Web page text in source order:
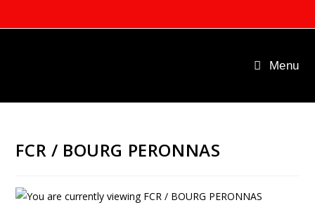
to
Menu
FCR / BOURG PERONNAS